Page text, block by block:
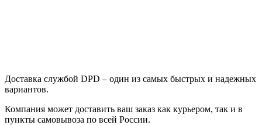
Доставка службой DPD – один из самых быстрых и надежных
вариантов.
Компания может доставить ваш заказ как курьером, так и в
пункты самовывоза по всей России.